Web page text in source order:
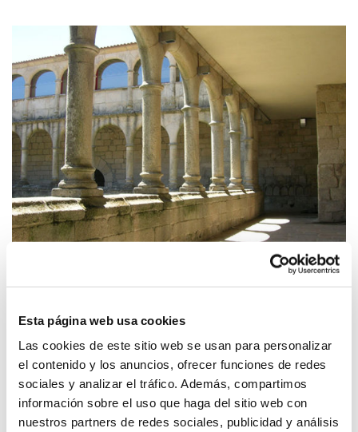
Esta página web usa cookies
Las cookies de este sitio web se usan para personalizar
el contenido y los anuncios, ofrecer funciones de redes
sociales y analizar el tráfico. Además, compartimos
información sobre el uso que haga del sitio web con
nuestros partners de redes sociales, publicidad y análisis
RIBEIRA SACRA: SANTA MARÍA DE
MONTEDERRAMO, SAN PEDRO DE
ROCAS Y XUNQUEIRA DE ESPADAÑEDO